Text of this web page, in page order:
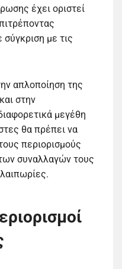
έχει οριστεί
με τις
απλοποίηση της
στην
μεγέθη
θα πρέπει να
περιορισμούς
συναλλαγών τους